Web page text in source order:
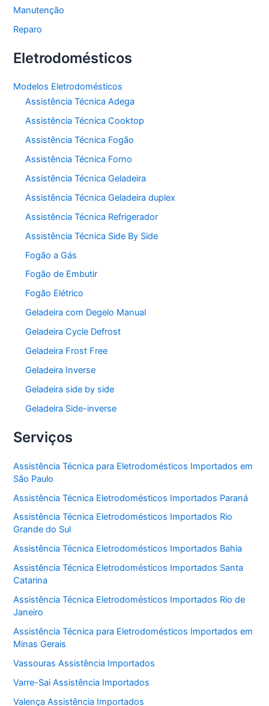
Manutenção
Reparo
Eletrodomésticos
Modelos Eletrodomésticos
Assistência Técnica Adega
Assistência Técnica Cooktop
Assistência Técnica Fogão
Assistência Técnica Forno
Assistência Técnica Geladeira
Assistência Técnica Geladeira duplex
Assistência Técnica Refrigerador
Assistência Técnica Side By Side
Fogão a Gás
Fogão de Embutir
Fogão Elétrico
Geladeira com Degelo Manual
Geladeira Cycle Defrost
Geladeira Frost Free
Geladeira Inverse
Geladeira side by side
Geladeira Side-inverse
Serviços
Assistência Técnica para Eletrodomésticos Importados em
São Paulo
Assistência Técnica Eletrodomésticos Importados Paraná
Assistência Técnica Eletrodomésticos Importados Rio
Grande do Sul
Assistência Técnica Eletrodomésticos Importados Bahia
Assistência Técnica Eletrodomésticos Importados Santa
Catarina
Assistência Técnica Eletrodomésticos Importados Rio de
Janeiro
Assistência Técnica para Eletrodomésticos Importados em
Minas Gerais
Vassouras Assistência Importados
Varre-Sai Assistência Importados
Valença Assistência Importados